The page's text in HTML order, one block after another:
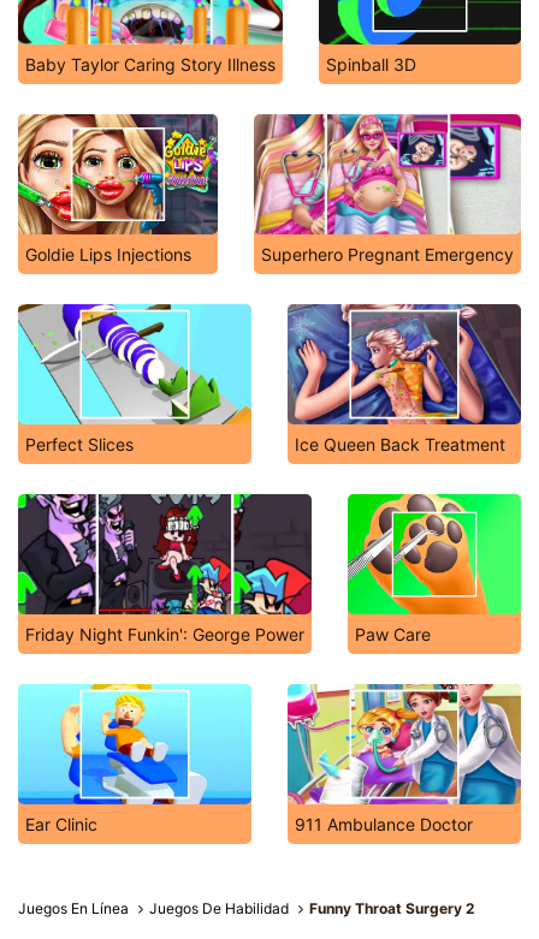
Baby Taylor Caring Story Illness Spinball 3D
Goldie Lips Injections Superhero Pregnant Emergency
Perfect Slices Ice Queen Back Treatment
Friday Night Funkin': George Power Paw Care
Ear Clinic 911 Ambulance Doctor
Juegos En Línea Juegos De Habilidad Funny Throat Surgery 2